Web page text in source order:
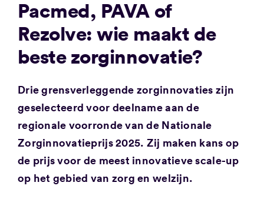
Pacmed, PAVA of
Rezolve: wie maakt de
beste zorginnovatie?
Drie grensverleggende zorginnovaties zijn
geselecteerd voor deelname aan de
regionale voorronde van de Nationale
Zorginnovatieprijs 2025. Zij maken kans op
de prijs voor de meest innovatieve scale-up
op het gebied van zorg en welzijn.